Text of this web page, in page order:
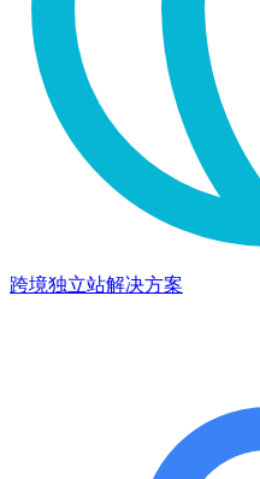
跨境独立站解决方案